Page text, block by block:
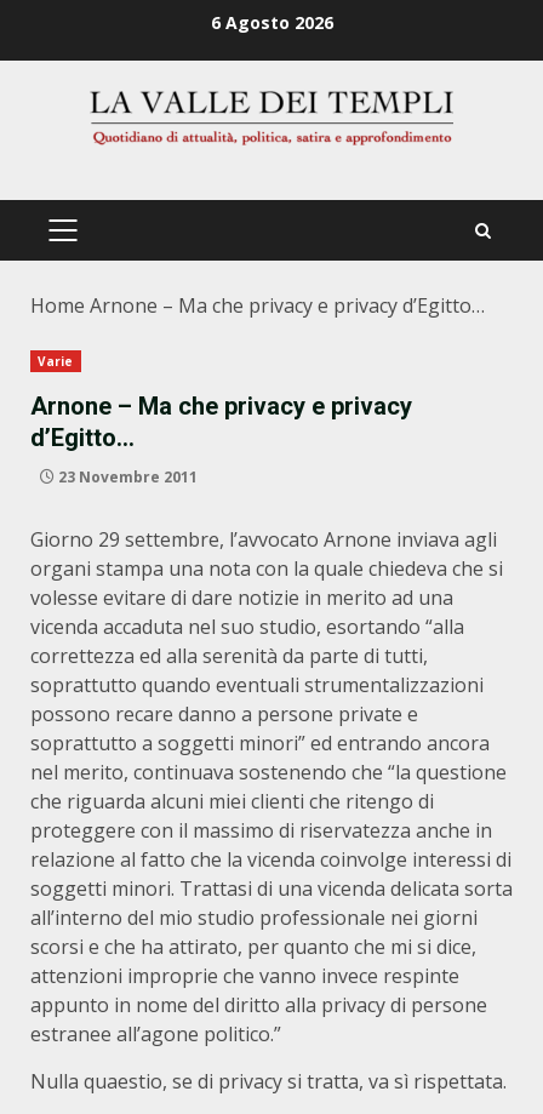
6 Agosto 2026
PRIMÄRES
Home Arnone – Ma che privacy e privacy d’Egitto…
Varie
Arnone – Ma che privacy e privacy
d’Egitto…
23 Novembre 2011
Giorno 29 settembre, l’avvocato Arnone inviava agli
organi stampa una nota con la quale chiedeva che si
volesse evitare di dare notizie in merito ad una
vicenda accaduta nel suo studio, esortando “alla
correttezza ed alla serenità da parte di tutti,
soprattutto quando eventuali strumentalizzazioni
possono recare danno a persone private e
soprattutto a soggetti minori” ed entrando ancora
nel merito, continuava sostenendo che “la questione
che riguarda alcuni miei clienti che ritengo di
proteggere con il massimo di riservatezza anche in
relazione al fatto che la vicenda coinvolge interessi di
soggetti minori. Trattasi di una vicenda delicata sorta
all’interno del mio studio professionale nei giorni
scorsi e che ha attirato, per quanto che mi si dice,
attenzioni improprie che vanno invece respinte
appunto in nome del diritto alla privacy di persone
estranee all’agone politico.”
Nulla quaestio, se di privacy si tratta, va sì rispettata.